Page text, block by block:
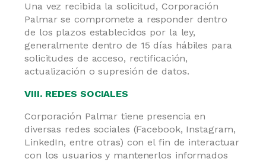
Una vez recibida la solicitud, Corporación
Palmar se compromete a responder dentro
de los plazos establecidos por la ley,
generalmente dentro de 15 días hábiles para
solicitudes de acceso, rectificación,
actualización o supresión de datos.
VIII. REDES SOCIALES
Corporación Palmar tiene presencia en
diversas redes sociales (Facebook, Instagram,
LinkedIn, entre otras) con el fin de interactuar
con los usuarios y mantenerlos informados